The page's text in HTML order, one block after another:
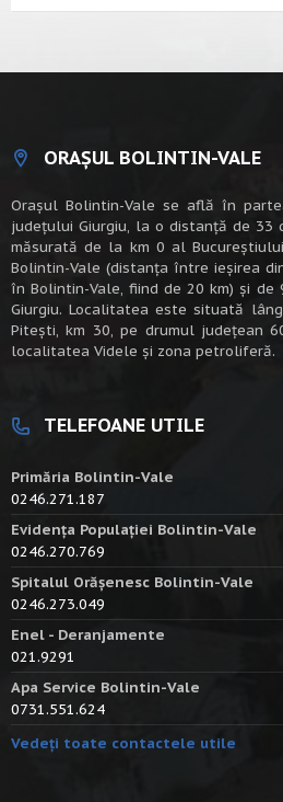
ORAȘUL BOLINTIN-VALE
Oraşul Bolintin-Vale se află în
judeţului Giurgiu, la o distanţă de 33
măsurată de la km 0 al
Bolintin-Vale (distanța între ieșirea
în Bolintin-Vale, fiind de 20 km) şi de
Giurgiu. Localitatea este situată
Piteşti, km 30, pe drumul judeţean
localitatea Videle şi zona petroliferă.
TELEFOANE UTILE
Primăria Bolintin-Vale
0246.271.187
Evidența Populației Bolintin-Vale
0246.270.769
Spitalul Orășenesc Bolintin-Vale
0246.273.049
Enel - Deranjamente
021.9291
Apa Service Bolintin-Vale
0731.551.624
Vedeți toate contactele utile